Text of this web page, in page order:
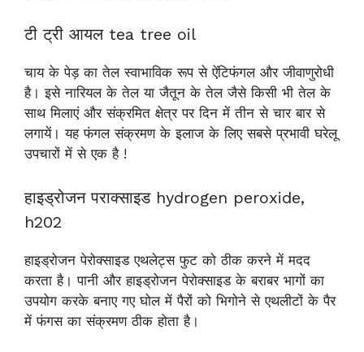
टी ट्री आयल tea tree oil
चाय के पेड़ का तेल स्वाभाविक रूप से ऐंटिफंगल और जीवाणुरोधी
है। इसे नारियल के तेल या जैतून के तेल जैसे किसी भी तेल के
साथ मिलाएं और संक्रमित क्षेत्र पर दिन में तीन से चार बार से
लगायें। यह फंगल संक्रमण के इलाज के लिए सबसे प्रभावी घरेलू
उपचारों में से एक है !
हाइड्रोजन पराक्साइड hydrogen peroxide,
h202
हाइड्रोजन पेरोक्साइड एथलेट्स फुट को ठीक करने में मदद
करता है। पानी और हाइड्रोजन पेरोक्साइड के बराबर भागों का
उपयोग करके बनाए गए घोल में पैरों को भिगोने से एथलीटों के पैर
में फंगस का संक्रमण ठीक होता है।